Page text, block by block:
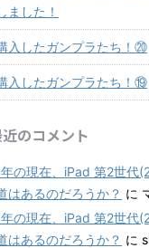
ました！
入したガンプラたち！⑳
入したガンプラたち！⑲
のコメント
の現在、iPad 第2世代
はあるのだろうか？ に
の現在、iPad 第2世代
はあるのだろうか？ に